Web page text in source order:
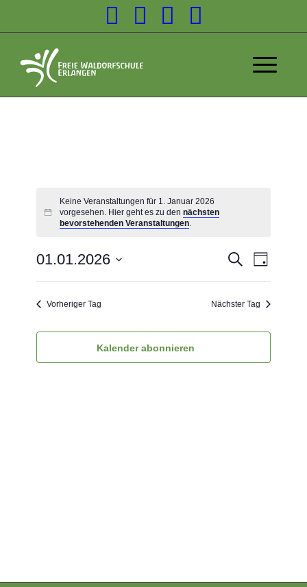
Keine Veranstaltungen für 1. Januar 2026
vorgesehen. Hier geht es zu den nächsten
bevorstehenden Veranstaltungen.
Suche
und
Suche
Tag
01.01.2026
Vorheriger Tag Nächster Tag
Kalender abonnieren